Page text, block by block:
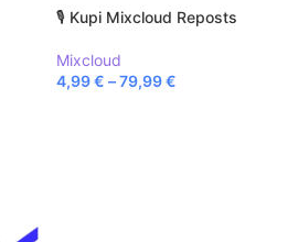
🎙️ Kupi Mixcloud Reposts
Mixcloud
4,99€ –79,99€